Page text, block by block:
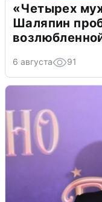
«Четырех
Шаляпин
6 августа 91